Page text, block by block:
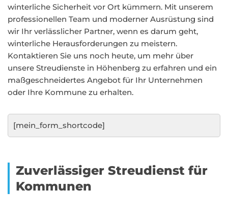
winterliche Sicherheit vor Ort kümmern. Mit unserem
professionellen Team und moderner Ausrüstung sind
wir Ihr verlässlicher Partner, wenn es darum geht,
winterliche Herausforderungen zu meistern.
Kontaktieren Sie uns noch heute, um mehr über
unsere Streudienste in Höhenberg zu erfahren und ein
maßgeschneidertes Angebot für Ihr Unternehmen
oder Ihre Kommune zu erhalten.
[mein_form_shortcode]
Zuverlässiger Streudienst für
Kommunen